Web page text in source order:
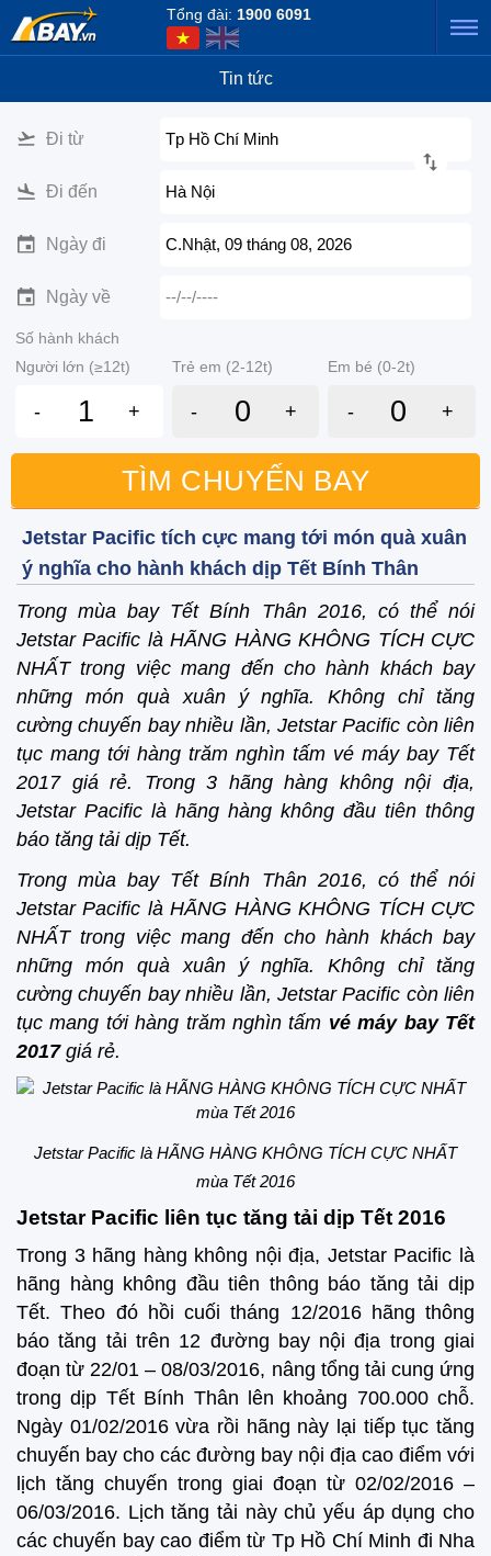
Tổng đài: 1900 6091
Tin tức
Đi từ Tp Hồ Chí Minh
Đi đến Hà Nội
Ngày đi C.Nhật, 09 tháng 08, 2026
Ngày về --/--/----
Số hành khách
Người lớn (≥12t)
Trẻ em (2-12t) Em bé (0-2t)
- + - + - +
TÌM CHUYẾN BAY
Jetstar Pacific tích cực mang tới món quà xuân
ý nghĩa cho hành khách dịp Tết Bính Thân
Trong mùa bay Tết Bính Thân 2016, có thể nói
Jetstar Pacific là HÃNG HÀNG KHÔNG TÍCH CỰC
NHẤT trong việc mang đến cho hành khách bay
những món quà xuân ý nghĩa. Không chỉ tăng
cường chuyến bay nhiều lần, Jetstar Pacific còn liên
tục mang tới hàng trăm nghìn tấm vé máy bay Tết
2017 giá rẻ. Trong 3 hãng hàng không nội địa,
Jetstar Pacific là hãng hàng không đầu tiên thông
báo tăng tải dịp Tết.
Trong mùa bay Tết Bính Thân 2016, có thể nói
Jetstar Pacific là HÃNG HÀNG KHÔNG TÍCH CỰC
NHẤT trong việc mang đến cho hành khách bay
những món quà xuân ý nghĩa. Không chỉ tăng
cường chuyến bay nhiều lần, Jetstar Pacific còn liên
tục mang tới hàng trăm nghìn tấm vé máy bay Tết
2017giá rẻ.
Jetstar Pacific là HÃNG HÀNG KHÔNG TÍCH CỰC NHẤT
mùa Tết 2016
Jetstar Pacific liên tục tăng tải dịp Tết 2016
Trong 3 hãng hàng không nội địa, Jetstar Pacific là
hãng hàng không đầu tiên thông báo tăng tải dịp
Tết. Theo đó hồi cuối tháng 12/2016 hãng thông
báo tăng tải trên 12 đường bay nội địa trong giai
đoạn từ 22/01 – 08/03/2016, nâng tổng tải cung ứng
trong dịp Tết Bính Thân lên khoảng 700.000 chỗ.
Ngày 01/02/2016 vừa rồi hãng này lại tiếp tục tăng
chuyến bay cho các đường bay nội địa cao điểm với
lịch tăng chuyến trong giai đoạn từ 02/02/2016 –
06/03/2016. Lịch tăng tải này chủ yếu áp dụng cho
các chuyến bay cao điểm từ Tp Hồ Chí Minh đi Nha